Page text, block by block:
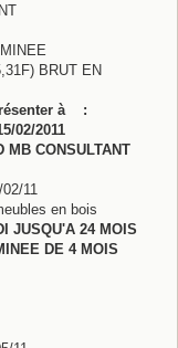
BRUT EN
à :
02/2011
MB CONSULTANT
11
en bois
JUSQU'A 24 MOIS
DE 4 MOIS